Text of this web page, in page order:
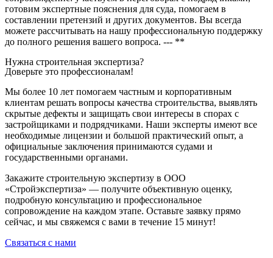
готовим экспертные пояснения для суда, помогаем в
составлении претензий и других документов. Вы всегда
можете рассчитывать на нашу профессиональную поддержку
до полного решения вашего вопроса. --- **
Нужна строительная экспертиза?
Доверьте это профессионалам!
Мы более 10 лет помогаем частным и корпоративным
клиентам решать вопросы качества строительства, выявлять
скрытые дефекты и защищать свои интересы в спорах с
застройщиками и подрядчиками. Наши эксперты имеют все
необходимые лицензии и большой практический опыт, а
официальные заключения принимаются судами и
государственными органами.
Закажите строительную экспертизу в ООО
«Стройэкспертиза» — получите объективную оценку,
подробную консультацию и профессиональное
сопровождение на каждом этапе. Оставьте заявку прямо
сейчас, и мы свяжемся с вами в течение 15 минут!
Связаться с нами